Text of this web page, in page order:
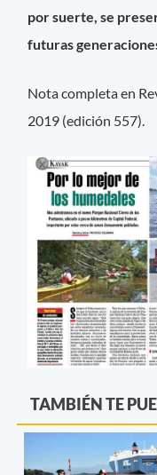
por suerte, se
futuras
Nota completa en
2019 (edición 557).
TAMBIÉN TE